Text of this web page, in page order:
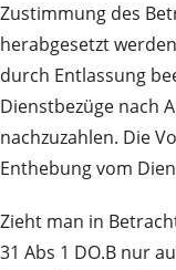
Zustimmung des
herabgesetzt
durch Entlassung
Dienstbezüge nach
nachzuzahlen. Die
Enthebung vom
Zieht man in
31 Abs 1 DO.B nur